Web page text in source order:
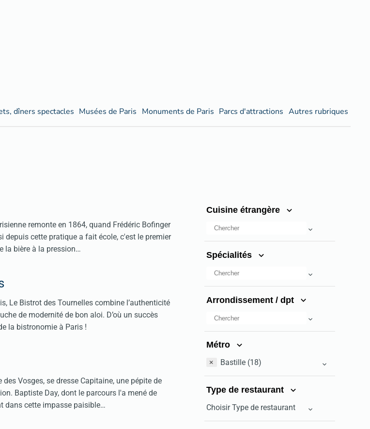
dîners spectacles Musées de Paris Monuments de Paris Parcs d'attractions Autres rubriques
remonte en 1864, quand Frédéric Bofinger
depuis cette pratique a fait école, c'est le premier
la bière à la pression…
Le Bistrot des Tournelles combine l’authenticité
de modernité de bon aloi. D’où un succès
la bistronomie à Paris !
Vosges, se dresse Capitaine, une pépite de
Baptiste Day, dont le parcours l'a mené de
dans cette impasse paisible…
Cuisine étrangère
Spécialités
Arrondissement / dpt
Métro
× Bastille (18)
Type de restaurant
Choisir Type de restaurant